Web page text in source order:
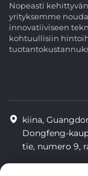
Nopeasti
yrityksemme
innovatiiviseen
kohtuullisiin
kiina,
Dongfeng-
tie, numero 9,